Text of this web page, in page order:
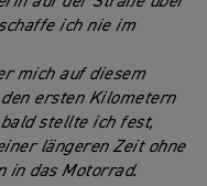
ich nie im
mich auf diesem
ersten Kilometern
stellte ich fest,
längeren Zeit ohne
in das Motorrad.